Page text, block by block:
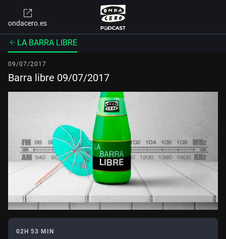
ondacero.es
LA BARRA LIBRE
09/07/2017
Barra libre 09/07/2017
02H 53 MIN